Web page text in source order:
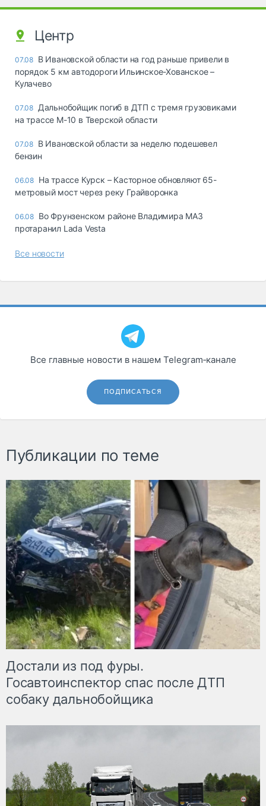
Центр
07.08 В Ивановской области на год раньше привели в
порядок 5 км автодороги Ильинское-Хованское –
Кулачево
07.08 Дальнобойщик погиб в ДТП с тремя грузовиками
на трассе М-10 в Тверской области
07.08 В Ивановской области за неделю подешевел
бензин
06.08 На трассе Курск – Касторное обновляют 65-
метровый мост через реку Грайворонка
06.08 Во Фрунзенском районе Владимира МАЗ
протаранил Lada Vesta
Все новости
Все главные новости в нашем Telegram‑канале
ПОДПИСАТЬСЯ
Публикации по теме
Достали из под фуры.
Госавтоинспектор спас после ДТП
собаку дальнобойщика